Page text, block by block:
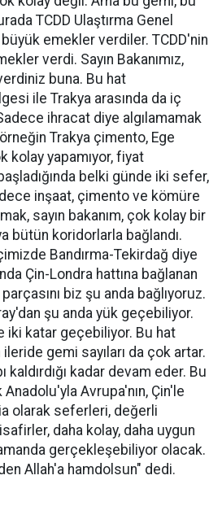
TCDD Ulaştırma Genel
emekler verdiler. TCDD'nin
verdi. Sayın Bakanımız,
buna. Bu hat
ile Trakya arasında da iç
ihracat diye algılamamak
örneğin Trakya çimento, Ege
kolay yapamıyor, fiyat
belki günde iki sefer,
inşaat, çimento ve kömüre
sayın bakanım, çok kolay bir
bütün koridorlarla bağlandı.
Bandırma-Tekirdağ diye
Çin-Londra hattına bağlanan
biz şu anda bağlıyoruz.
şu anda yük geçebiliyor.
iki katar geçebiliyor. Bu hat
ileride gemi sayıları da çok artar.
kaldırdığı kadar devam eder. Bu
Anadolu'yla Avrupa'nın, Çin'le
olarak seferleri, değerli
daha kolay, daha uygun
gerçekleşebiliyor olacak.
Allah'a hamdolsun" dedi.